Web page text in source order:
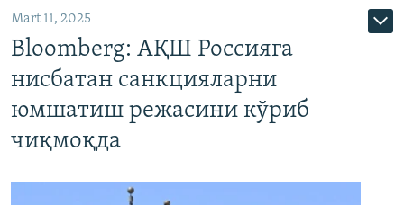
Mart 11, 2025
Bloomberg: АҚШ Россияга
нисбатан санкцияларни
юмшатиш режасини кўриб
чиқмоқда